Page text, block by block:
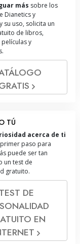
más sobre los
Dianetics y
su uso, solicita un
de libros,
y
TÚ
acerca de ti
paso para
puede ser tan
un test de
gratuito.
TEST DE
EN